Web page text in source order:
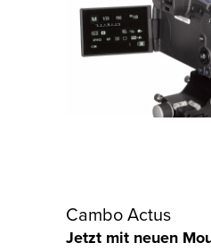
Cambo Actus
Jetzt mit neuen